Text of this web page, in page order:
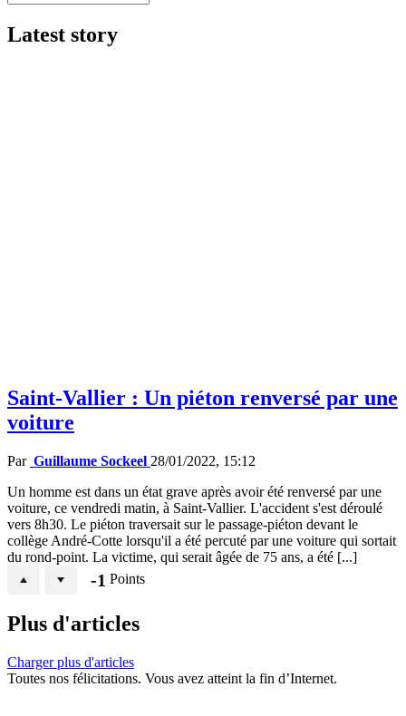
Latest story
Saint-Vallier : Un piéton renversé par une
voiture
Par Guillaume Sockeel 28/01/2022, 15:12
Un homme est dans un état grave après avoir été renversé par une
voiture, ce vendredi matin, à Saint-Vallier. L'accident s'est déroulé
vers 8h30. Le piéton traversait sur le passage-piéton devant le
collège André-Cotte lorsqu'il a été percuté par une voiture qui sortait
du rond-point. La victime, qui serait âgée de 75 ans, a été [...]
-1 Points
Plus d'articles
Charger plus d'articles
Toutes nos félicitations. Vous avez atteint la fin d’Internet.